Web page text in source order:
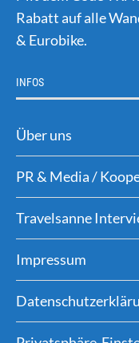
Rabatt auf alle
& Eurobike.
INFOS
Über uns
PR & Media /
Travelsanne
Impressum